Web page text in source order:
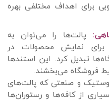
برای اهداف مختلفی بهره
پالت‌ها را می‌توان به
نمایش محصولات در
تبدیل کرد. این استندها
فروشگاه می‌بخشند.
و صنعتی که پالت‌های
از کافه‌ها و رستوران‌ها